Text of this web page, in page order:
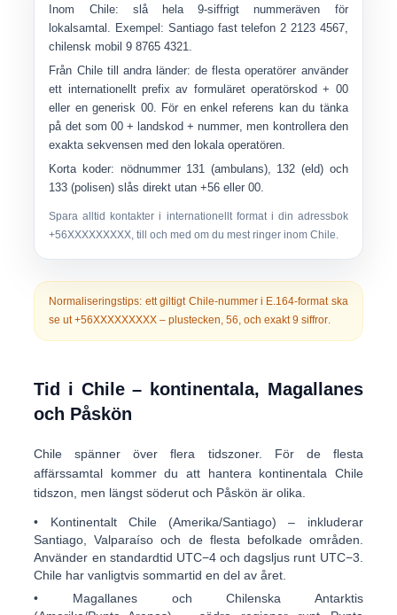
Inom Chile: slå hela9-siffrigt nummeräven för
lokalsamtal. Exempel: Santiago fast telefon2 2123 4567,
chilensk mobil9 8765 4321.
Från Chile till andra länder: de flesta operatörer använder
ett internationellt prefix av formuläret operatörskod + 00
eller en generisk 00. För en enkel referens kan du tänka
på det som 00 + landskod + nummer, men kontrollera den
exakta sekvensen med den lokala operatören.
Korta koder: nödnummer 131 (ambulans), 132 (eld) och
133 (polisen) slås direkt utan +56 eller 00.
Spara alltid kontakter i internationellt format i din adressbok
+56XXXXXXXXX, till och med om du mest ringer inom Chile.
Normaliseringstips: ett giltigt Chile-nummer i E.164-format ska
se ut+56XXXXXXXXX – plustecken,56, och exakt9 siffror.
Tid i Chile – kontinentala, Magallanes
och Påskön
Chile spänner över flera tidszoner. För de flesta
affärssamtal kommer du att hantera kontinentala Chile
tidszon , men längst söderut och Påskön är olika.
• Kontinentalt Chile (Amerika/Santiago) – inkluderar
Santiago, Valparaíso och de flesta befolkade områden.
Använder en standardtid UTC−4och dagsljus runt UTC−3
Chile har vanligtvis sommartid en del av året.
• Magallanes och Chilenska Antarktis